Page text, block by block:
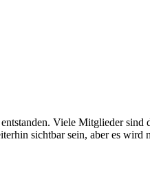
Viele Mitglieder
sichtbar sein, aber es